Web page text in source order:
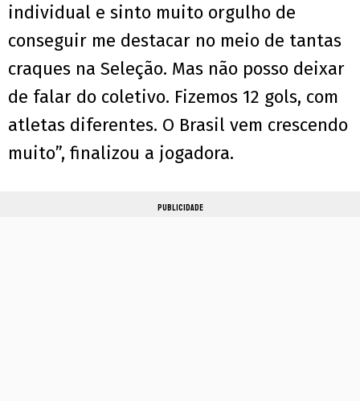
individual e sinto muito orgulho de
conseguir me destacar no meio de tantas
craques na Seleção. Mas não posso deixar
de falar do coletivo. Fizemos 12 gols, com
atletas diferentes. O Brasil vem crescendo
muito”, finalizou a jogadora.
PUBLICIDADE